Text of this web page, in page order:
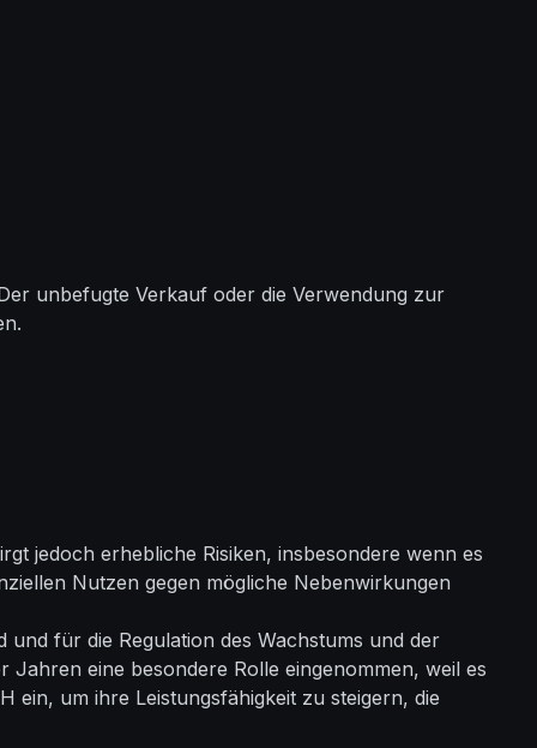
unbefugte Verkauf oder die Verwendung zur
jedoch erhebliche Risiken, insbesondere wenn es
Nutzen gegen mögliche Nebenwirkungen
für die Regulation des Wachstums und der
Jahren eine besondere Rolle eingenommen, weil es
ein, um ihre Leistungsfähigkeit zu steigern, die